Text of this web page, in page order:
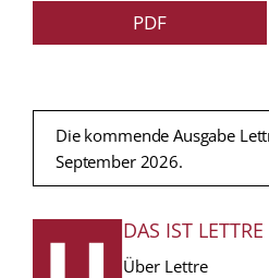
PDF
Die kommende Ausgabe
September 2026.
FUSSZEILE
DAS IST LETTRE
Über Lettre